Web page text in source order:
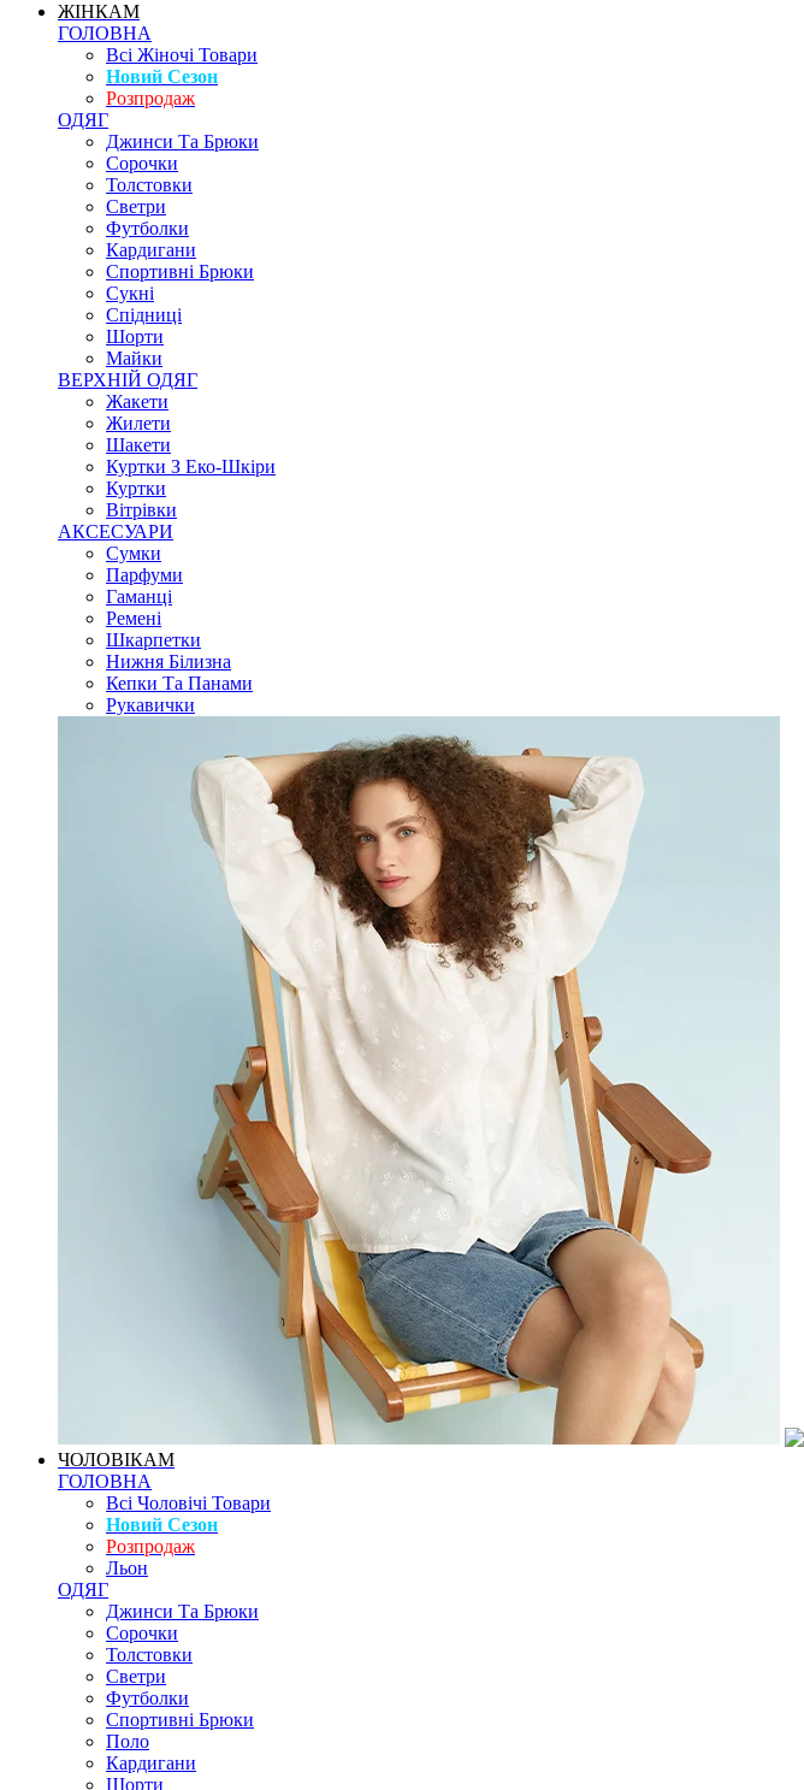
ЖІНКАМ
ГОЛОВНА
Всі Жіночі Товари
Новий Сезон
Розпродаж
ОДЯГ
Джинси Та Брюки
Сорочки
Толстовки
Светри
Футболки
Кардигани
Спортивні Брюки
Сукні
Спідниці
Шорти
Майки
ВЕРХНІЙ ОДЯГ
Жакети
Жилети
Шакети
Куртки З Еко-Шкіри
Куртки
Вітрівки
АКСЕСУАРИ
Сумки
Парфуми
Гаманці
Ремені
Шкарпетки
Нижня Білизна
Кепки Та Панами
Рукавички
ЧОЛОВІКАМ
ГОЛОВНА
Всі Чоловічі Товари
Новий Сезон
Розпродаж
Льон
ОДЯГ
Джинси Та Брюки
Сорочки
Толстовки
Светри
Футболки
Спортивні Брюки
Поло
Кардигани
Шорти